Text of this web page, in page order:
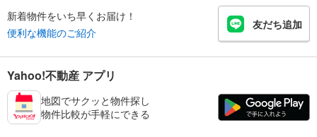
新着物件をいち早くお届け！
便利な機能のご紹介
友だち追加
Yahoo!不動産 アプリ
地図でサクッと物件探し
物件比較が手軽にできる